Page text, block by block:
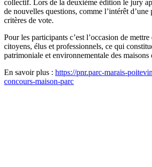
collectif. Lors de la deuxième édition le jury
de nouvelles questions, comme l’intérêt d’une
critères de vote.
Pour les participants c’est l’occasion de
citoyens, élus et professionnels, ce qui
patrimoniale et environnementale des maisons
En savoir plus : https://pnr.parc-marais-
concours-maison-parc